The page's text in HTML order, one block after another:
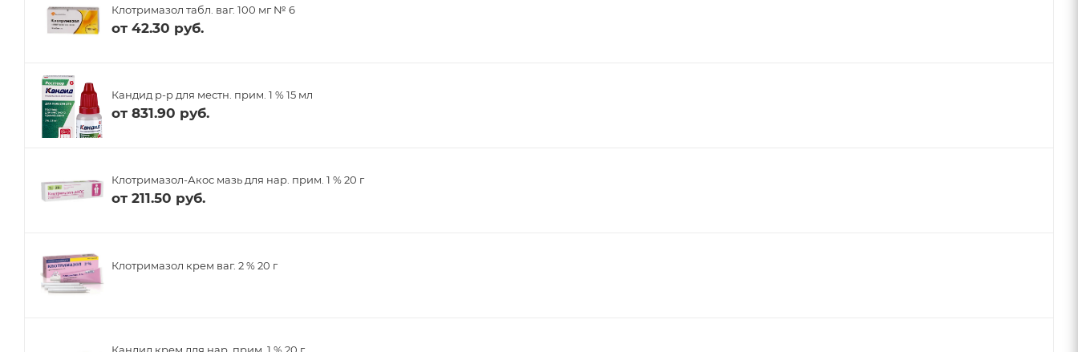
Клотримазол табл. ваг. 100 мг № 6
от 42.30 руб.
Кандид р-р для местн. прим. 1 % 15 мл
от 831.90 руб.
Клотримазол-Акос мазь для нар. прим. 1 % 20 г
от 211.50 руб.
Клотримазол крем ваг. 2 % 20 г